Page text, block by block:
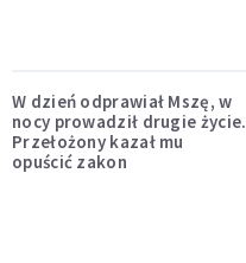
W dzień odprawiał Mszę, w
nocy prowadził drugie życie.
Przełożony kazał mu
opuścić zakon